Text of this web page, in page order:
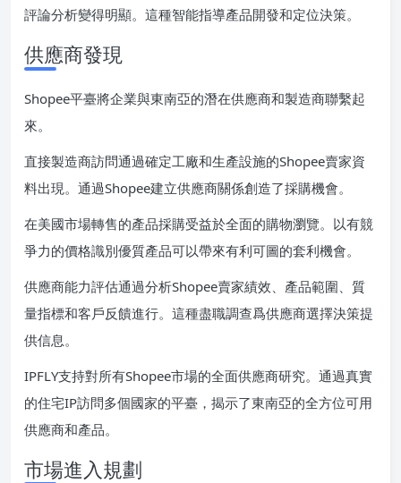
評論分析變得明顯。這種智能指導產品開發和定位決策。
供應商發現
Shopee平臺將企業與東南亞的潛在供應商和製造商聯繫起
來。
直接製造商訪問通過確定工廠和生產設施的Shopee賣家資
料出現。通過Shopee建立供應商關係創造了採購機會。
在美國市場轉售的產品採購受益於全面的購物瀏覽。以有競
爭力的價格識別優質產品可以帶來有利可圖的套利機會。
供應商能力評估通過分析Shopee賣家績效、產品範圍、質
量指標和客戶反饋進行。這種盡職調查爲供應商選擇決策提
供信息。
IPFLY支持對所有Shopee市場的全面供應商研究。通過真實
的住宅IP訪問多個國家的平臺，揭示了東南亞的全方位可用
供應商和產品。
市場進入規劃